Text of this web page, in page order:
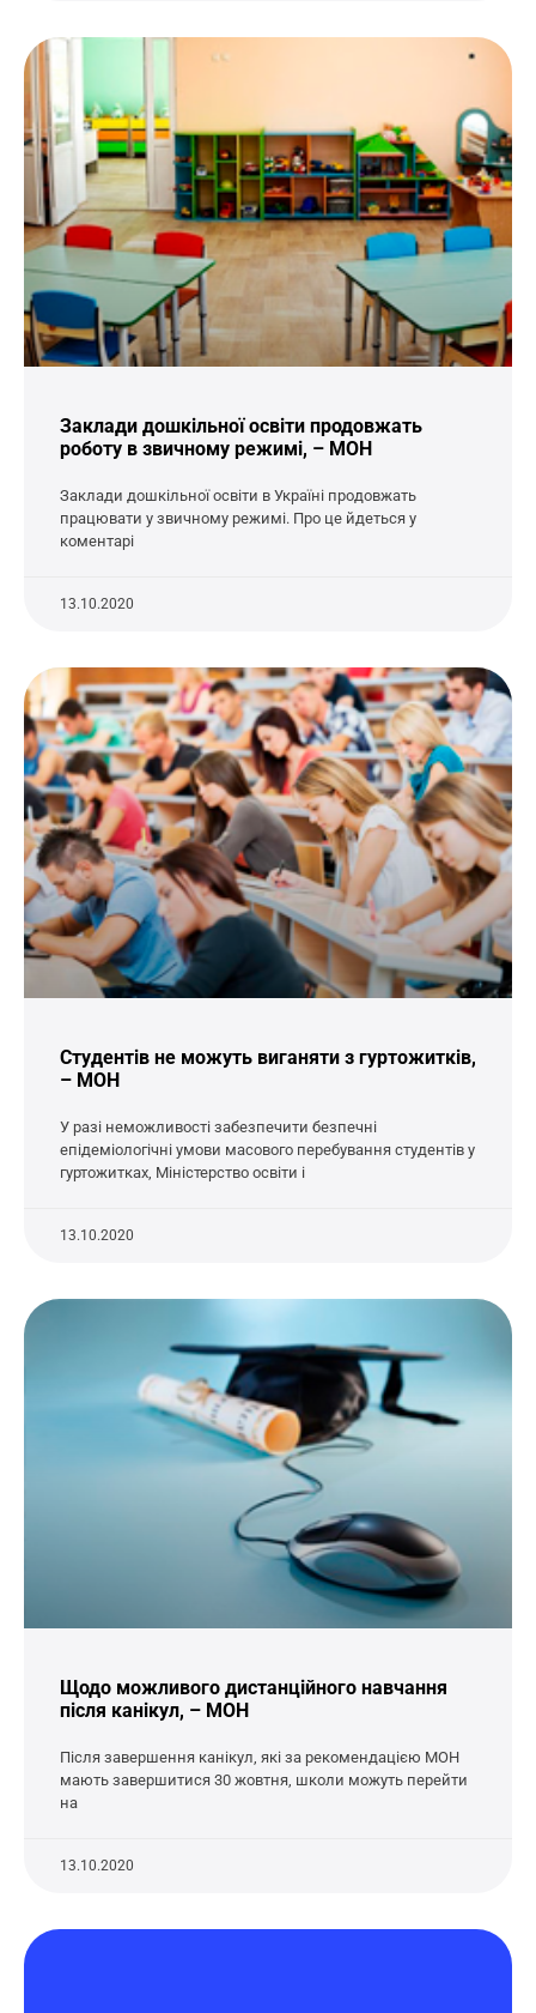
Заклади дошкільної освіти продовжать
роботу в звичному режимі, – МОН
Заклади дошкільної освіти в Україні продовжать
працювати у звичному режимі. Про це йдеться у
коментарі
13.10.2020
Студентів не можуть виганяти з гуртожитків,
– МОН
У разі неможливості забезпечити безпечні
епідеміологічні умови масового перебування студентів у
гуртожитках, Міністерство освіти і
13.10.2020
Щодо можливого дистанційного навчання
після канікул, – МОН
Після завершення канікул, які за рекомендацією МОН
мають завершитися 30 жовтня, школи можуть перейти
на
13.10.2020